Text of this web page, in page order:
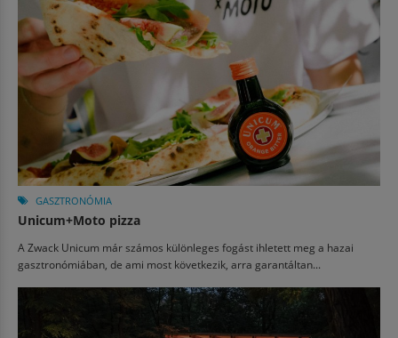
GASZTRONÓMIA
Unicum+Moto pizza
A Zwack Unicum már számos különleges fogást ihletett meg a hazai
gasztronómiában, de ami most következik, arra garantáltan...